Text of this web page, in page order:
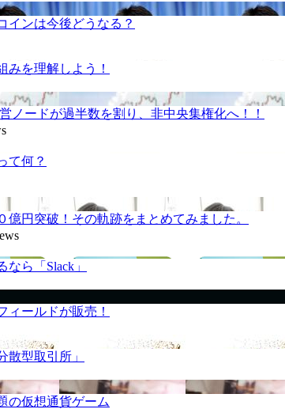
インは今後どうなる？
みを理解しよう！
ノードが過半数を割り、非中央集権化へ！！
て何？
円突破！その軌跡をまとめてみました。
ら「Slack」
ィールドが販売！
散型取引所」
の仮想通貨ゲーム